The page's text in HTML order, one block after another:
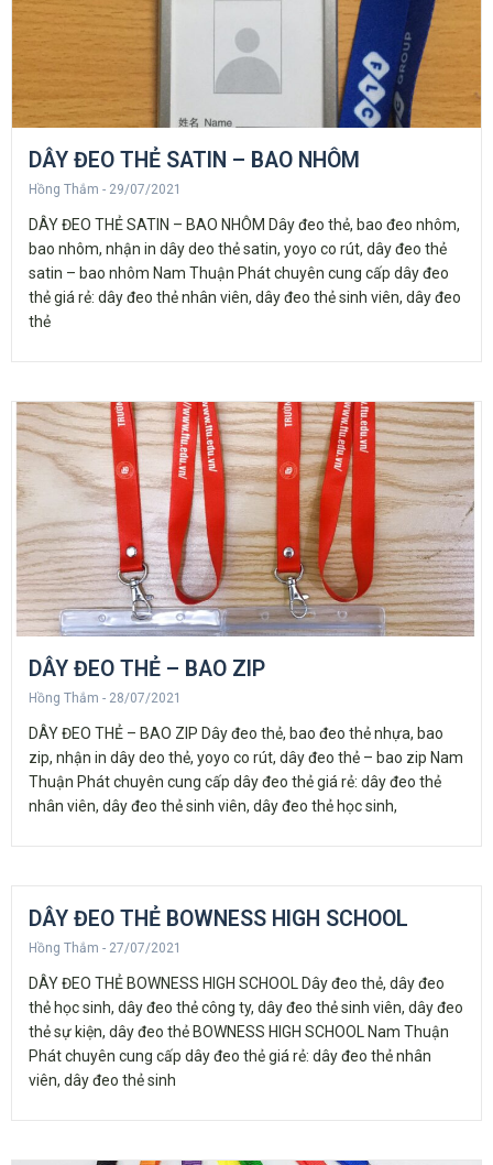
DÂY ĐEO THẺ SATIN – BAO NHÔM
Hồng Thắm 29/07/2021
DÂY ĐEO THẺ SATIN – BAO NHÔM Dây đeo thẻ, bao đeo nhôm,
bao nhôm, nhận in dây deo thẻ satin, yoyo co rút, dây đeo thẻ
satin – bao nhôm Nam Thuận Phát chuyên cung cấp dây đeo
thẻ giá rẻ: dây đeo thẻ nhân viên, dây đeo thẻ sinh viên, dây đeo
thẻ
DÂY ĐEO THẺ – BAO ZIP
Hồng Thắm 28/07/2021
DÂY ĐEO THẺ – BAO ZIP Dây đeo thẻ, bao đeo thẻ nhựa, bao
zip, nhận in dây deo thẻ, yoyo co rút, dây đeo thẻ – bao zip Nam
Thuận Phát chuyên cung cấp dây đeo thẻ giá rẻ: dây đeo thẻ
nhân viên, dây đeo thẻ sinh viên, dây đeo thẻ học sinh,
DÂY ĐEO THẺ BOWNESS HIGH SCHOOL
Hồng Thắm 27/07/2021
DÂY ĐEO THẺ BOWNESS HIGH SCHOOL Dây đeo thẻ, dây đeo
thẻ học sinh, dây đeo thẻ công ty, dây đeo thẻ sinh viên, dây đeo
thẻ sự kiện, dây đeo thẻ BOWNESS HIGH SCHOOL Nam Thuận
Phát chuyên cung cấp dây đeo thẻ giá rẻ: dây đeo thẻ nhân
viên, dây đeo thẻ sinh